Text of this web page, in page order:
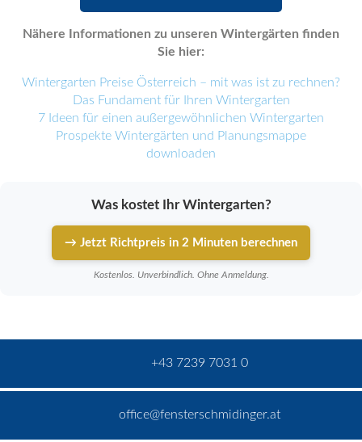
Nähere Informationen zu unseren Wintergärten finden
Sie hier:
Wintergarten Preise Österreich – mit was ist zu rechnen?
Das Fundament für Ihren Wintergarten
7 Ideen für einen außergewöhnlichen Wintergarten
Prospekte Wintergärten und Planungsmappe
downloaden
Was kostet Ihr Wintergarten?
→ Jetzt Richtpreis in 2 Minuten berechnen
Kostenlos. Unverbindlich. Ohne Anmeldung.
+43 7239 7031 0
office@fensterschmidinger.at